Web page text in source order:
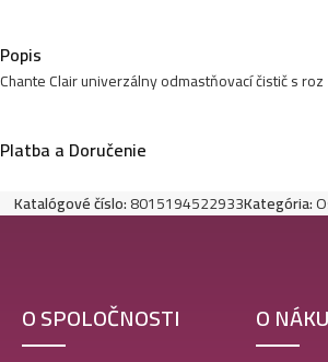
Popis
Chante Clair univerzálny odmastňovací čistič s roz
Platba a Doručenie
Katalógové číslo:8015194522933Kategória:
O SPOLOČNOSTI O